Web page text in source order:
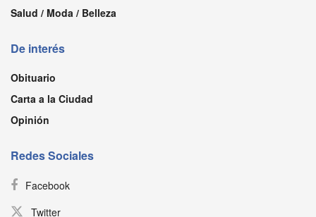
Salud / Moda / Belleza
De interés
Obituario
Carta a la Ciudad
Opinión
Redes Sociales
Facebook
Twitter